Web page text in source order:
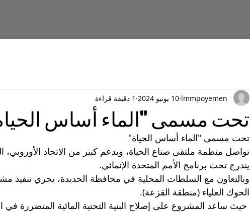
تحت مسمى "الماء أساس
lmmpoyemen 10 يونيو 2024 1 دقيقة قراءة
تحت مسمى "الماء أساس الحياة"
تواصل منظمة ملتقى صناع الحياة، وبدعم كبير من الاتحاد
يندرج تحت برنامج الأمم المتحدة الإنمائي.
وبالتعاون مع السلطات المحلية في محافظة الحديدة، يجري تنفيذ
الحوك العلياء (منطقة القزعة).
حيث ساعد المشروع على إصلاح البنية التحتية المائية المتضررة